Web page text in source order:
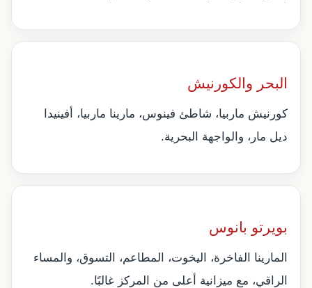
البحر والكورنيش
كورنيش ماربيا، شاطئ فينوس، مارينا ماربيا، أفينيدا
ديل مار، والواجهة البحرية.
بويرتو بانوس
المارينا الفاخرة، اليخوت، المطاعم، التسوق، والمساء
الراقي، مع ميزانية أعلى من المركز غالبًا.